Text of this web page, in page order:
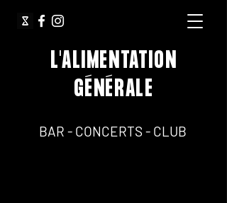
L'ALIMENTATION
GÉNÉRALE
BAR - CONCERTS - CLUB